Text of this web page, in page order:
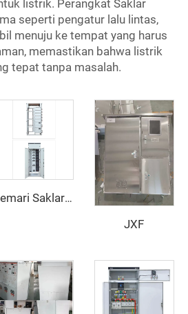
listrik. Perangkat Saklar
seperti pengatur lalu lintas,
menuju ke tempat yang harus
memastikan bahwa listrik
tepat tanpa masalah.
Lemari Saklar Tegangan Rendah Tarik GCK
JXF